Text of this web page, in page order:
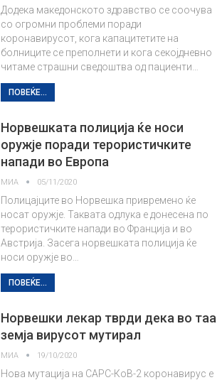
Додека македонското здравство се соочува
со огромни проблеми поради
коронавирусот, кога капацитетите на
болниците се преполнети и кога секојдневно
читаме страшни сведоштва од пациенти…
ПОВЕЌЕ...
Норвешката полиција ќе носи
оружје поради терористичките
напади во Европа
МИА 05/11/2020
Полицајците во Норвешка привремено ќе
носат оружје. Таквата одлука е донесена по
терористичките напади во Франција и во
Австрија. Засега норвешката полиција ќе
носи оружје во…
ПОВЕЌЕ...
Норвешки лекар тврди дека во таа
земја вирусот мутирал
МИА 19/10/2020
Нова мутација на САРС-КоВ-2 коронавирус е